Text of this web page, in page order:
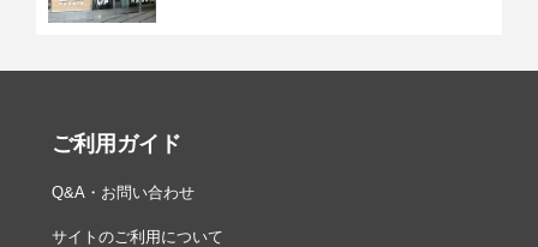
ご利用ガイド
Q&A・お問い合わせ
サイトのご利用について